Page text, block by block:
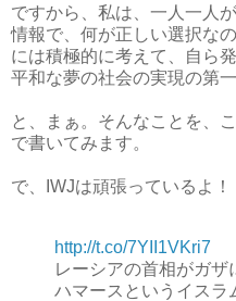
ですから、私は、一人一人
情報で、何が正しい選択な
には積極的に考えて、自ら
平和な夢の社会の実現の第
と、まぁ。そんなことを、
で書いてみます。
で、IWJは頑張っているよ！
http://t.co/7YII1VKri7
レーシアの首相がガザ
ハマースというイスラ